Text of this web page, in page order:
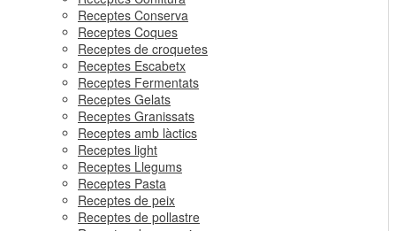
Receptes Conserva
Receptes Coques
Receptes de croquetes
Receptes Escabetx
Receptes Fermentats
Receptes Gelats
Receptes Granissats
Receptes amb làctics
Receptes light
Receptes Llegums
Receptes Pasta
Receptes de peix
Receptes de pollastre